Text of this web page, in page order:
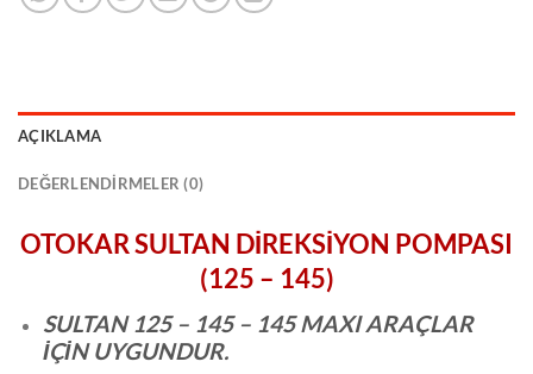
AÇIKLAMA
DEĞERLENDIRMELER (0)
OTOKAR SULTAN DİREKSİYON POMPASI
(125 – 145)
SULTAN 125 – 145 – 145 MAXI ARAÇLAR
İÇİN UYGUNDUR.